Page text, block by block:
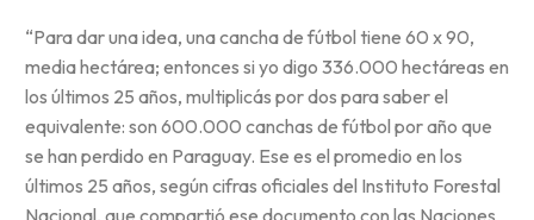
“Para dar una idea, una cancha de fútbol tiene 60 x 90,
media hectárea; entonces si yo digo 336.000 hectáreas en
los últimos 25 años, multiplicás por dos para saber el
equivalente: son 600.000 canchas de fútbol por año que
se han perdido en Paraguay. Ese es el promedio en los
últimos 25 años, según cifras oficiales del Instituto Forestal
Nacional, que compartió ese documento con las Naciones